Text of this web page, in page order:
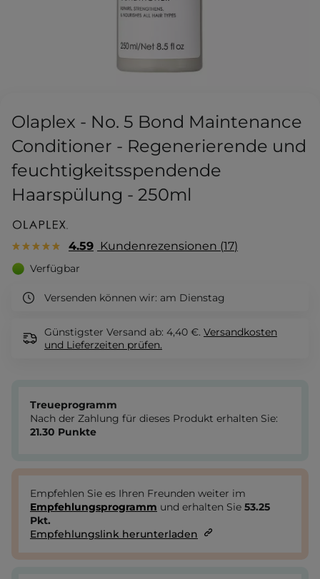
Olaplex - No. 5 Bond Maintenance
Conditioner - Regenerierende und
feuchtigkeitsspendende
Haarspülung - 250ml
4.59 Kundenrezensionen 17
Verfügbar
Versenden können wir: am Dienstag
Günstigster Versand ab: 4,40 €. Versandkosten
und Lieferzeiten prüfen.
Treueprogramm
Nach der Zahlung für dieses Produkt erhalten Sie:
21.30 Punkte
Empfehlen Sie es Ihren Freunden weiter im
Empfehlungsprogramm und erhalten Sie 53.25
Pkt.
Empfehlungslink herunterladen